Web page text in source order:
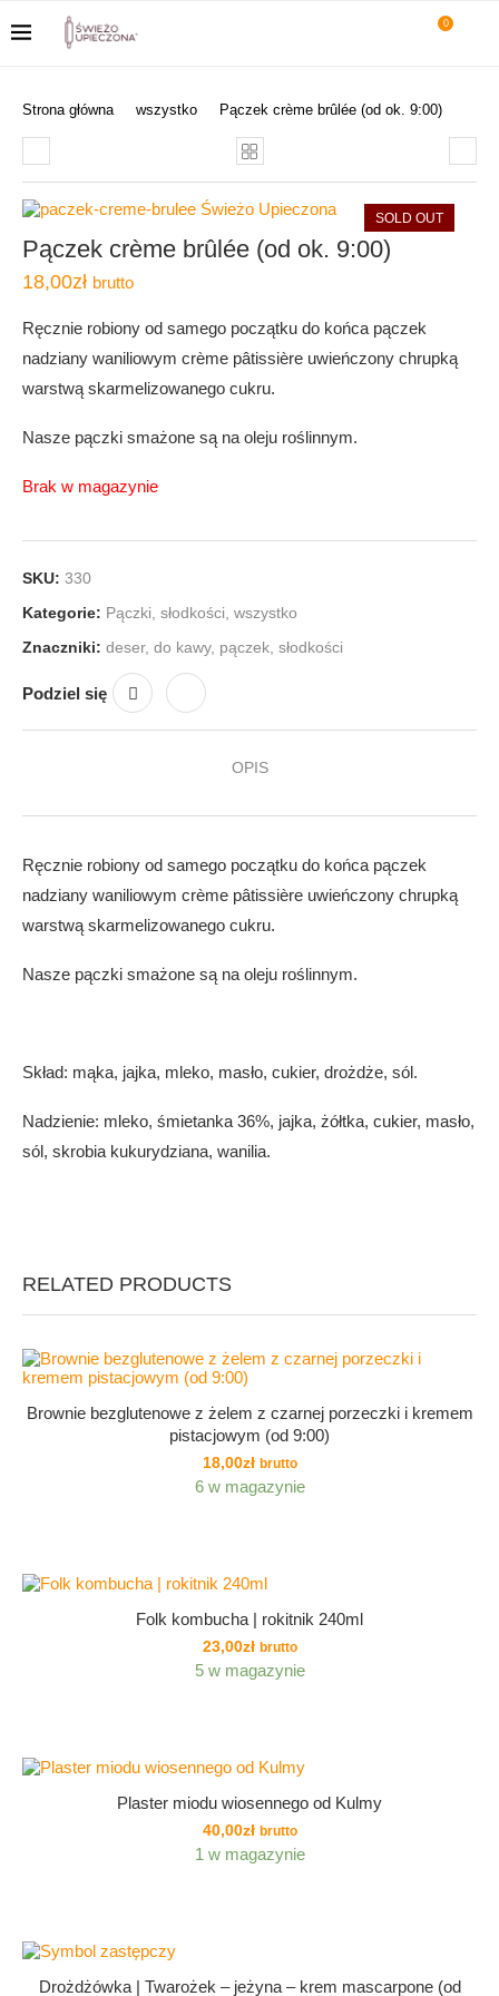
0
Strona główna wszystko Pączek crème brûlée (od ok. 9:00)
SOLD OUT
Pączek crème brûlée (od ok. 9:00)
18,00zł brutto
Ręcznie robiony od samego początku do końca pączek
nadziany waniliowym crème pâtissière uwieńczony chrupką
warstwą skarmelizowanego cukru.
Nasze pączki smażone są na oleju roślinnym.
Brak w magazynie
SKU: 330
Kategorie: Pączki słodkości wszystko
Znaczniki: deser, do kawy, pączek słodkości
Podziel się
OPIS
Ręcznie robiony od samego początku do końca pączek
nadziany waniliowym crème pâtissière uwieńczony chrupką
warstwą skarmelizowanego cukru.
Nasze pączki smażone są na oleju roślinnym.
Skład: mąka, jajka, mleko, masło, cukier, drożdże, sól.
Nadzienie: mleko, śmietanka 36%, jajka, żółtka, cukier, masło,
sól, skrobia kukurydziana, wanilia.
RELATED PRODUCTS
Brownie bezglutenowe z żelem z czarnej porzeczki i kremem
pistacjowym (od 9:00)
18,00zł brutto
6 w magazynie
Folk kombucha | rokitnik 240ml
23,00zł brutto
5 w magazynie
Plaster miodu wiosennego od Kulmy
40,00zł brutto
1 w magazynie
Drożdżówka | Twarożek – jeżyna – krem mascarpone (od